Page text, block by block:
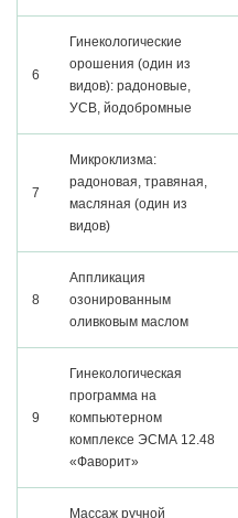
6
Гинекологические
орошения (один из
видов): радоновые,
УСВ, йодобромные
7
Микроклизма:
радоновая, травяная,
масляная (один из
видов)
8
Аппликация
озонированным
оливковым маслом
9
Гинекологическая
программа на
компьютерном
комплексе ЭСМА 12.48
«Фаворит»
Массаж ручной